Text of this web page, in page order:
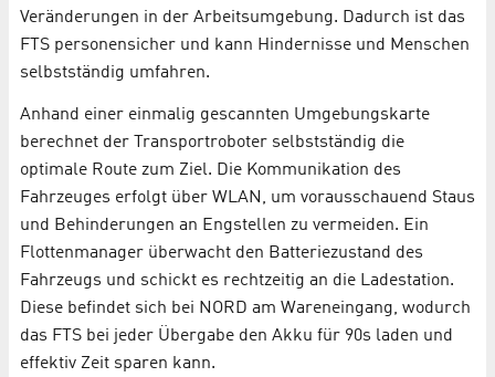
Veränderungen in der Arbeitsumgebung. Dadurch ist das
FTS personensicher und kann Hindernisse und Menschen
selbstständig umfahren.
Anhand einer einmalig gescannten Umgebungskarte
berechnet der Transportroboter selbstständig die
optimale Route zum Ziel. Die Kommunikation des
Fahrzeuges erfolgt über WLAN, um vorausschauend Staus
und Behinderungen an Engstellen zu vermeiden. Ein
Flottenmanager überwacht den Batteriezustand des
Fahrzeugs und schickt es rechtzeitig an die Ladestation.
Diese befindet sich bei NORD am Wareneingang, wodurch
das FTS bei jeder Übergabe den Akku für 90s laden und
effektiv Zeit sparen kann.